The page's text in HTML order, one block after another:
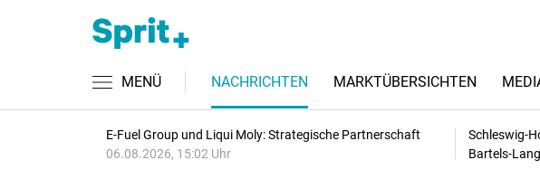
MENÜ NACHRICHTEN MARKTÜBERSICHTEN
E-Fuel Group und Liqui Moly: Strategische Partnerschaft
06.08.2026, 15:02 Uhr
Schleswig-
Bartels-